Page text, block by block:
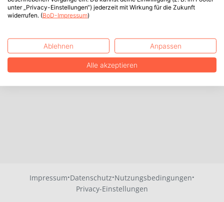
Impressum·Datenschutz·Nutzungsbedingungen·
Privacy-Einstellungen
unter „Privacy-Einstellungen“) jederzeit mit Wirkung für die Zukunft
widerrufen. (BoD-Impressum)
Ablehnen Anpassen
Alle akzeptieren